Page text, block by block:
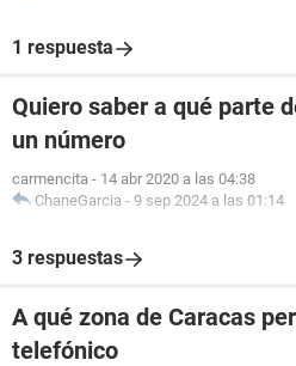
1 respuesta
Quiero saber a qué parte
un número
carmencita - 14 abr 2020 a las 04:38
ChaneGarcia - 9 sep 2024 a las 01:14
3 respuestas
A qué zona de Caracas
telefónico